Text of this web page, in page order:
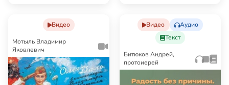
Видео
Мотыль Владимир
Яковлевич
Видео
Аудио
Текст
Битюков Андрей,
протоиерей